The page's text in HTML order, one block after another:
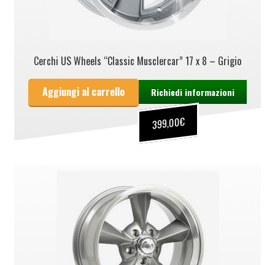
Cerchi US Wheels “Classic Musclercar” 17 x 8 – Grigio
399,00€
Aggiungi al carrello Richiedi informazioni